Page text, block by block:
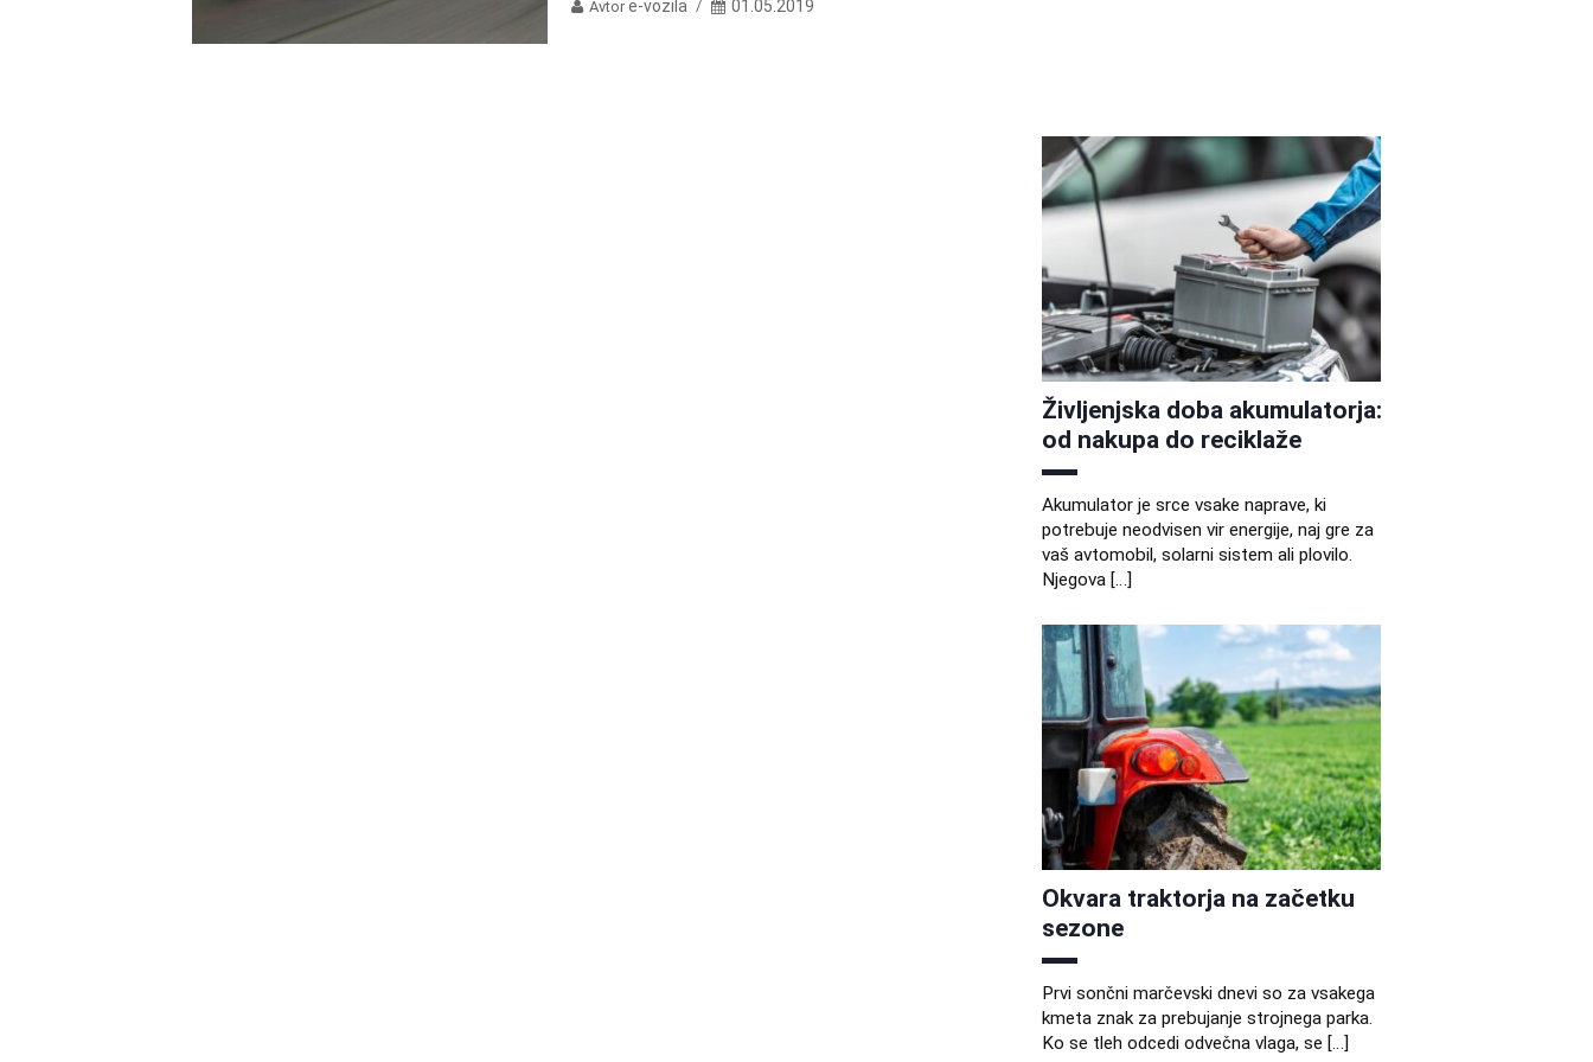
Avtor e-vozila 01.05.2019
Življenjska doba akumulatorja:
od nakupa do reciklaže
Akumulator je srce vsake naprave, ki
potrebuje neodvisen vir energije, naj gre za
vaš avtomobil, solarni sistem ali plovilo.
Njegova […]
Okvara traktorja na začetku
sezone
Prvi sončni marčevski dnevi so za vsakega
kmeta znak za prebujanje strojnega parka.
Ko se tleh odcedi odvečna vlaga, se […]